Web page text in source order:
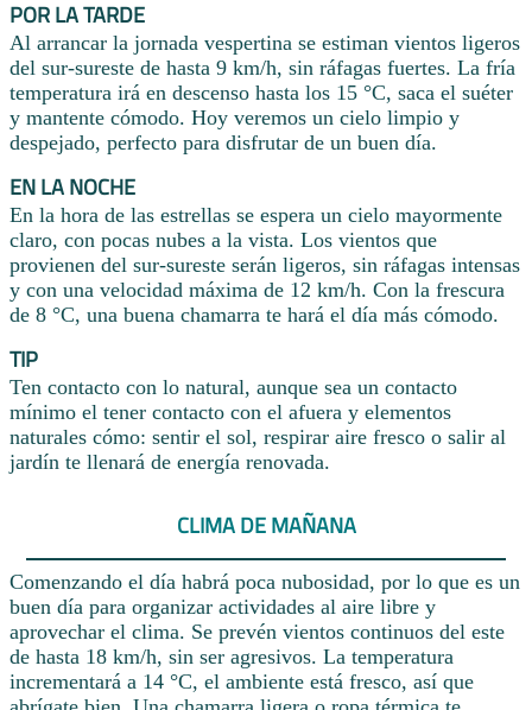
POR LA TARDE
Al arrancar la jornada vespertina se estiman vientos ligeros
del sur-sureste de hasta 9 km/h, sin ráfagas fuertes. La fría
temperatura irá en descenso hasta los 15 °C, saca el suéter
y mantente cómodo. Hoy veremos un cielo limpio y
despejado, perfecto para disfrutar de un buen día.
EN LA NOCHE
En la hora de las estrellas se espera un cielo mayormente
claro, con pocas nubes a la vista. Los vientos que
provienen del sur-sureste serán ligeros, sin ráfagas intensas
y con una velocidad máxima de 12 km/h. Con la frescura
de 8 °C, una buena chamarra te hará el día más cómodo.
TIP
Ten contacto con lo natural, aunque sea un contacto
mínimo el tener contacto con el afuera y elementos
naturales cómo: sentir el sol, respirar aire fresco o salir al
jardín te llenará de energía renovada.
CLIMA DE MAÑANA
Comenzando el día habrá poca nubosidad, por lo que es un
buen día para organizar actividades al aire libre y
aprovechar el clima. Se prevén vientos continuos del este
de hasta 18 km/h, sin ser agresivos. La temperatura
incrementará a 14 °C, el ambiente está fresco, así que